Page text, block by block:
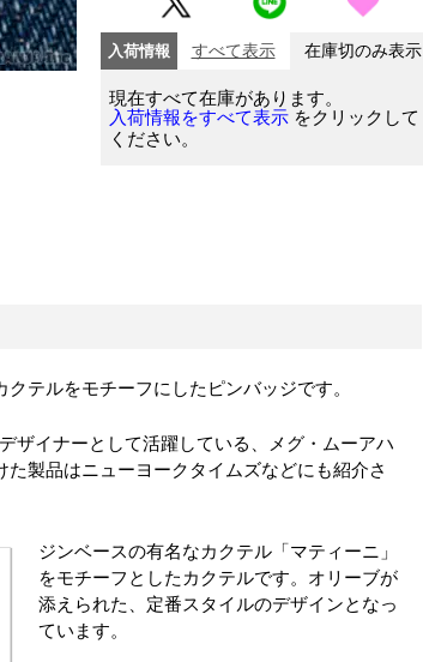
入荷情報 すべて表示 在庫切のみ表示
現在すべて在庫があります。
入荷情報をすべて表示 をクリックして
ください。
テルをモチーフにしたピンバッジです。
ザイナーとして活躍している、メグ・ムーアハ
製品はニューヨークタイムズなどにも紹介さ
ジンベースの有名なカクテル「マティーニ」
をモチーフとしたカクテルです。オリーブが
添えられた、定番スタイルのデザインとなっ
ています。